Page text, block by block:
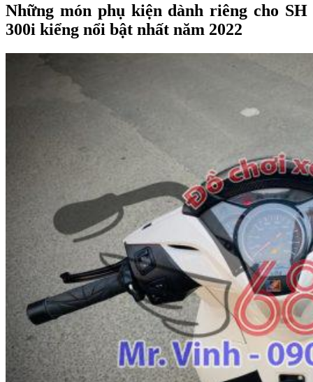
Những món phụ kiện dành riêng cho SH
300i kiểng nổi bật nhất năm 2022